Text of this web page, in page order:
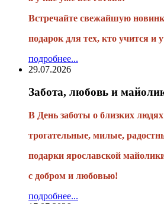
Встречайте свежайшую
подарок для тех, кто учится и
подробнее...
29.07.2026
Забота, любовь и
В День заботы о близких
трогательные, милые,
подарки ярославской
с добром и любовью!
подробнее...